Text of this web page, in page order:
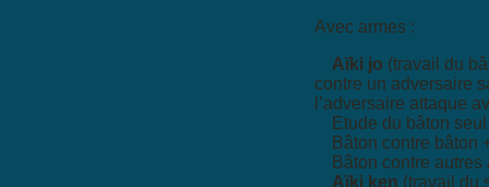
Avec armes :
Aïki jo (travail du
contre un adversaire
l’adversaire attaque
Etude du bâton seul
Bâton contre bâton
Bâton contre autres
Aïki ken (travail du